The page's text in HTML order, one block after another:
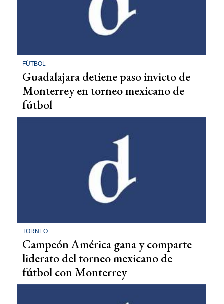
FÚTBOL
Guadalajara detiene paso invicto de
Monterrey en torneo mexicano de
fútbol
TORNEO
Campeón América gana y comparte
liderato del torneo mexicano de
fútbol con Monterrey